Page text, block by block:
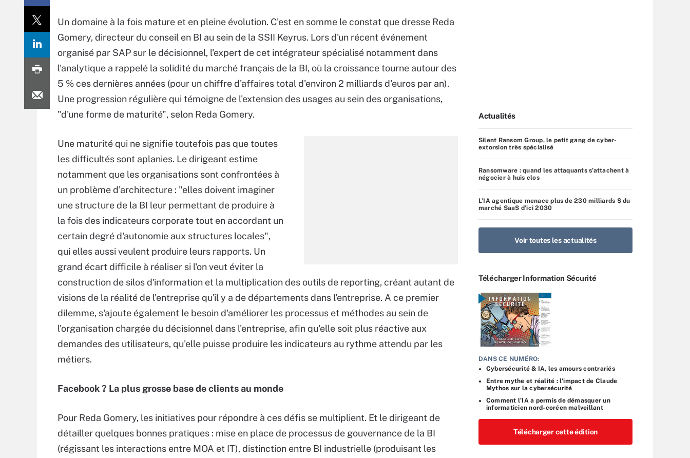
Un domaine à la fois mature et en pleine évolution. C'est en somme le constat que dresse Reda
Gomery, directeur du conseil en BI au sein de la SSII Keyrus. Lors d'un récent événement
organisé par SAP sur le décisionnel, l'expert de cet intégrateur spécialisé notamment dans
l'analytique a rappelé la solidité du marché français de la BI, où la croissance tourne autour des
5 % ces dernières années (pour un chiffre d'affaires total d'environ 2 milliards d'euros par an).
Une progression régulière qui témoigne de l'extension des usages au sein des organisations,
"d'une forme de maturité", selon Reda Gomery.
Une maturité qui ne signifie toutefois pas que toutes
les difficultés sont aplanies. Le dirigeant estime
notamment que les organisations sont confrontées à
un problème d'architecture : "elles doivent imaginer
une structure de la BI leur permettant de produire à
la fois des indicateurs corporate tout en accordant un
certain degré d'autonomie aux structures locales",
qui elles aussi veulent produire leurs rapports. Un
grand écart difficile à réaliser si l'on veut éviter la
construction de silos d'information et la multiplication des outils de reporting, créant autant de
visions de la réalité de l'entreprise qu'il y a de départements dans l'entreprise. A ce premier
dilemme, s'ajoute également le besoin d'améliorer les processus et méthodes au sein de
l'organisation chargée du décisionnel dans l'entreprise, afin qu'elle soit plus réactive aux
demandes des utilisateurs, qu'elle puisse produire les indicateurs au rythme attendu par les
métiers.
Facebook ? La plus grosse base de clients au monde
Pour Reda Gomery, les initiatives pour répondre à ces défis se multiplient. Et le dirigeant de
détailler quelques bonnes pratiques : mise en place de processus de gouvernance de la BI
(régissant les interactions entre MOA et IT), distinction entre BI industrielle (produisant les
Actualités
Silent Ransom Group, le petit gang de cyber-
extorsion très spécialisé
Ransomware : quand les attaquants s’attachent à
négocier à huis clos
L’IA agentique menace plus de 230 milliards $ du
marché SaaS d’ici 2030
Voir toutes les actualités
Télécharger Information Sécurité
DANS CE NUMÉRO:
Cybersécurité & IA, les amours contrariés
Entre mythe et réalité : l’impact de Claude
Mythos sur la cybersécurité
Comment l’IA a permis de démasquer un
informaticien nord-coréen malveillant
Télécharger cette édition